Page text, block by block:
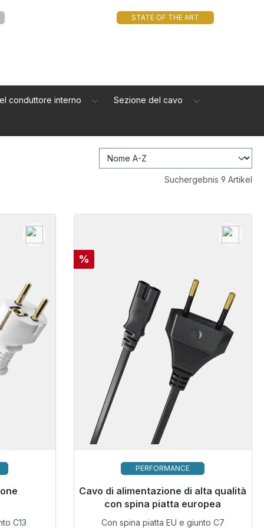
STATE OF THE ART
conduttore interno
Sezione del cavo
Suchergebnis 9 Artikel
C13
Sconto
%
PERFORMANCE
Cavo di alimentazione di alta qualità
con spina piatta europea
Pronto per la spedizione immediata,
tempo di consegna 48 ore*
Con spina piatta EU e giunto C7